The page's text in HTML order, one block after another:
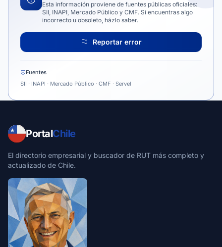
Esta información proviene de fuentes públicas oficiales:
SII, INAPI, Mercado Público y CMF. Si encuentras algo
incorrecto u obsoleto, házlo saber.
Reportar error
Fuentes
SII · INAPI · Mercado Público · CMF · Servel
PortalChile
El directorio empresarial y buscador de RUT más completo y
actualizado de Chile.